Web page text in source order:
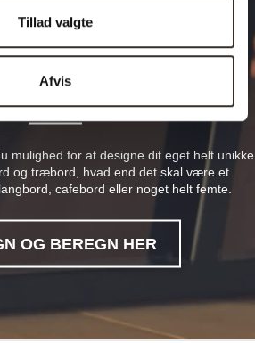
Tillad valgte
Afvis
dit drømmebord
mulighed for at designe dit eget helt unikke
og træbord, hvad end det skal være et
cafebord eller noget helt femte.
OG BEREGN HER